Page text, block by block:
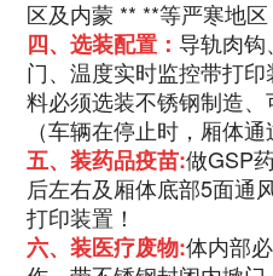
区及内蒙 ** **等严寒地区
四、选装配置：导轨肉
门、温度实时监控带打
料必须选装不锈钢制造
（车辆在停止时，厢体
五、装药品疫苗:做GSP
后左右及厢体底部5面通
打印装置！
六、装医疗废物:体内部